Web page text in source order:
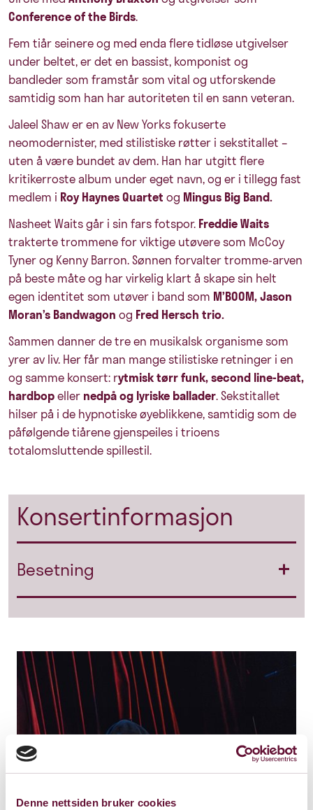
Denne nettsiden bruker cookies
Conference of the Birds.
Fem tiår seinere og med enda flere tidløse utgivelser
under beltet, er det en bassist, komponist og
bandleder som framstår som vital og utforskende
samtidig som han har autoriteten til en sann veteran.
Jaleel Shaw er en av New Yorks fokuserte
neomodernister, med stilistiske røtter i sekstitallet –
uten å være bundet av dem. Han har utgitt flere
kritikerroste album under eget navn, og er i tillegg fast
medlem i Roy Haynes Quartet og Mingus Big Band.
Nasheet Waits går i sin fars fotspor. Freddie Waits
trakterte trommene for viktige utøvere som McCoy
Tyner og Kenny Barron. Sønnen forvalter tromme-arven
på beste måte og har virkelig klart å skape sin helt
egen identitet som utøver i band som M’BOOM, Jason
Moran’s Bandwagon og Fred Hersch trio.
Sammen danner de tre en musikalsk organisme som
yrer av liv. Her får man mange stilistiske retninger i en
og samme konsert: rytmisk tørr funk, second line-beat,
hardbopeller nedpå og lyriske ballader. Sekstitallet
hilser på i de hypnotiske øyeblikkene, samtidig som de
påfølgende tiårene gjenspeiles i trioens
totalomsluttende spillestil.
Konsertinformasjon
Besetning